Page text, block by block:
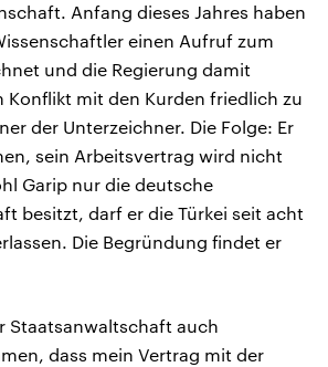
Anfang dieses Jahres haben
einen Aufruf zum
und die Regierung damit
mit den Kurden friedlich zu
der Unterzeichner. Die Folge: Er
sein Arbeitsvertrag wird nicht
Garip nur die deutsche
besitzt, darf er die Türkei seit acht
Die Begründung findet er
Staatsanwaltschaft auch
dass mein Vertrag mit der